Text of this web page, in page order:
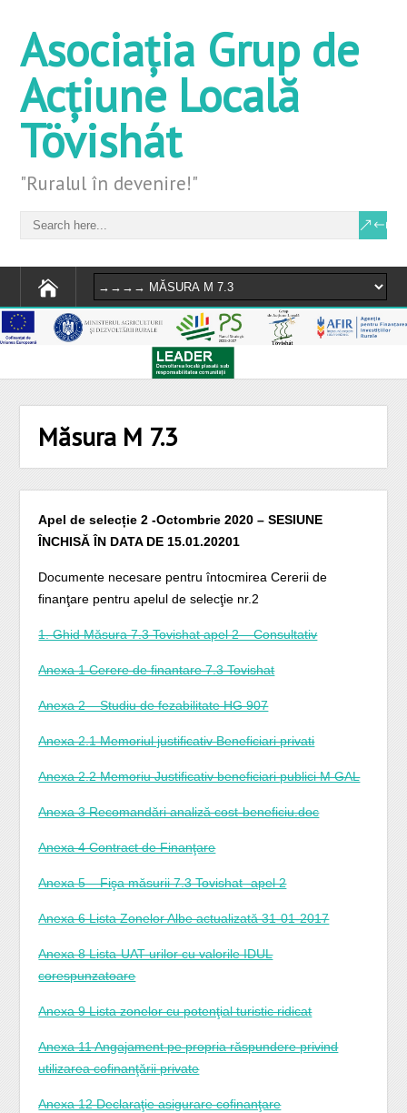
Asociația Grup de
Acțiune Locală
Tövishát
"Ruralul în devenire!"
Măsura M 7.3
Apel de selecție 2 -Octombrie 2020 –SESIUNE
ÎNCHISĂ ÎN DATA DE 15.01.20201
Documente necesare pentru întocmirea Cererii de
finanţare pentru apelul de selecţie nr.2
1. Ghid Măsura 7.3 Tovishat apel 2 – Consultativ
Anexa 1 Cerere de finantare 7.3 Tovishat
Anexa 2 – Studiu de fezabilitate HG 907
Anexa 2.1 Memoriul justificativ Beneficiari privati
Anexa 2.2 Memoriu Justificativ beneficiari publici M GAL
Anexa 3 Recomandări analiză cost-beneficiu.doc
Anexa 4 Contract de Finanţare
Anexa 5 – Fişa măsurii 7.3 Tovishat -apel 2
Anexa 6 Lista Zonelor Albe actualizată 31-01-2017
Anexa 8 Lista-UAT-urilor cu valorile IDUL
corespunzatoare
Anexa 9 Lista zonelor cu potenţial turistic ridicat
Anexa 11 Angajament pe propria răspundere privind
utilizarea cofinanţării private
Anexa 12 Declaraţie asigurare cofinanţare